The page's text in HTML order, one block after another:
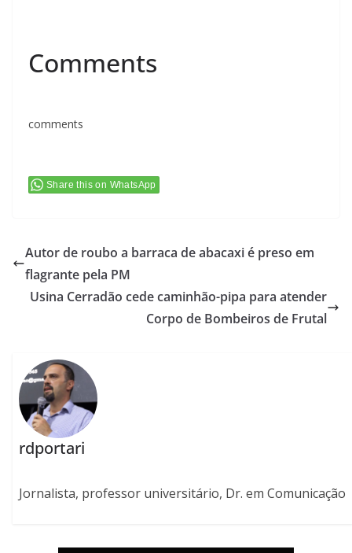
Comments
comments
Share this on WhatsApp
Autor de roubo a barraca de abacaxi é preso em
flagrante pela PM
Usina Cerradão cede caminhão-pipa para atender
Corpo de Bombeiros de Frutal
rdportari
Jornalista, professor universitário, Dr. em Comunicação